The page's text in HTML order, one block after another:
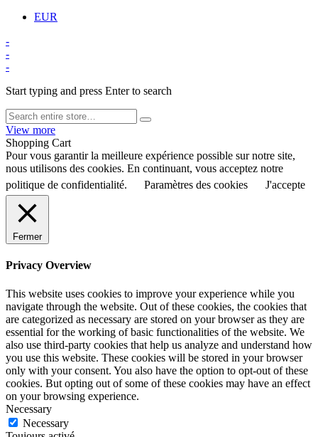
EUR
-
-
-
Start typing and press Enter to search
View more
Shopping Cart
Pour vous garantir la meilleure expérience possible sur notre site,
nous utilisons des cookies. En continuant, vous acceptez notre
politique de confidentialité.
Paramètres des cookies J'accepte
Fermer
Privacy Overview
This website uses cookies to improve your experience while you
navigate through the website. Out of these cookies, the cookies that
are categorized as necessary are stored on your browser as they are
essential for the working of basic functionalities of the website. We
also use third-party cookies that help us analyze and understand how
you use this website. These cookies will be stored in your browser
only with your consent. You also have the option to opt-out of these
cookies. But opting out of some of these cookies may have an effect
on your browsing experience.
Necessary
Necessary